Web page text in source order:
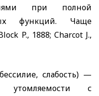
при полной
функций. Чаще
P., 1888; Charcot J.,
бессилие, слабость) —
утомляемости с